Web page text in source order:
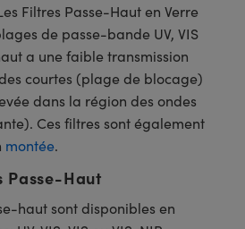
Filtres Passe-Haut en Verre
de passe-bande UV, VIS
a une faible transmission
courtes (plage de blocage)
dans la région des ondes
Ces filtres sont également
montée.
Passe-Haut
haut sont disponibles en